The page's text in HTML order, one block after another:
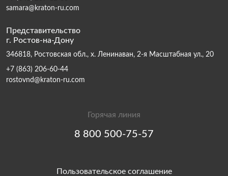
samara@kraton-ru.com
Представительство
г. Ростов-на-Дону
346818, Ростовская обл., х. Ленинаван, 2-я Масштабная ул., 20
+7 (863) 206-60-44
rostovnd@kraton-ru.com
Горячая линия
8 800 500-75-57
Пользовательское соглашение